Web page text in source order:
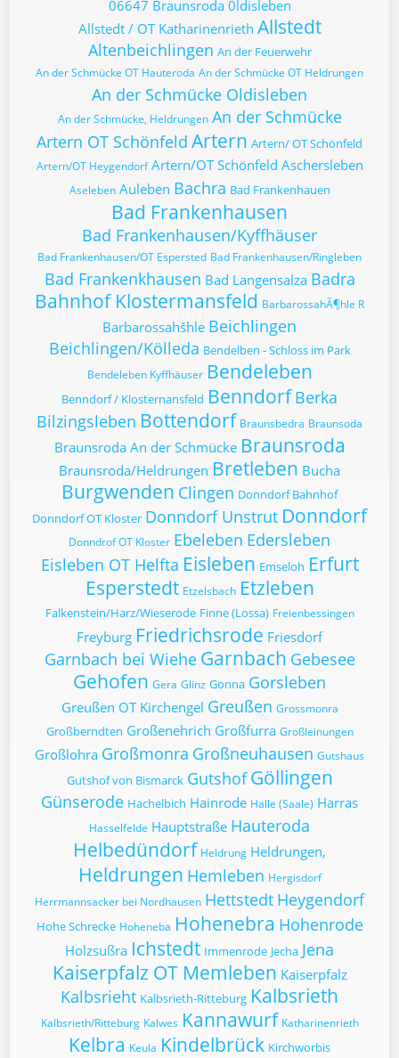
06647 Braunsroda 0ldisleben
Allstedt / OT Katharinenrieth Allstedt
Altenbeichlingen An der Feuerwehr
An der Schmücke OT Hauteroda An der Schmücke OT Heldrungen
An der Schmücke Oldisleben
An der Schmücke, Heldrungen An der Schmücke
Artern OT Schönfeld Artern Artern/ OT Schönfeld
Artern/OT Heygendorf Artern/OT Schönfeld Aschersleben
Aseleben Auleben Bachra Bad Frankenhauen
Bad Frankenhausen
Bad Frankenhausen/Kyffhäuser
Bad Frankenhausen/OT Espersted Bad Frankenhausen/Ringleben
Bad Frankenkhausen Bad Langensalza Badra
Bahnhof Klostermansfeld BarbarossahÃ¶hle R
Barbarossahšhle Beichlingen
Beichlingen/Kölleda Bendelben - Schloss im Park
Bendeleben Kyffhäuser Bendeleben
Benndorf / Klosternansfeld Benndorf Berka
Bilzingsleben Bottendorf Braunsbedra Braunsoda
Braunsroda An der Schmücke Braunsroda
Braunsroda/Heldrungen Bretleben Bucha
Burgwenden Clingen Donndorf Bahnhof
Donndorf OT Kloster Donndorf Unstrut Donndorf
Donndrof OT Kloster Ebeleben Edersleben
Eisleben OT Helfta Eisleben Emseloh Erfurt
Esperstedt Etzelsbach Etzleben
Falkenstein/Harz/Wieserode Finne (Lossa) Freienbessingen
Freyburg Friedrichsrode Friesdorf
Garnbach bei Wiehe Garnbach Gebesee
Gehofen Gera Glinz Gonna Gorsleben
Greußen OT Kirchengel Greußen Grossmonra
Großberndten Großenehrich Großfurra Großleinungen
Großlohra Großmonra Großneuhausen Gutshaus
Gutshof von Bismarck Gutshof Göllingen
Günserode Hachelbich Hainrode Halle (Saale) Harras
Hasselfelde Hauptstraße Hauteroda
Helbedündorf Heldrung Heldrungen,
Heldrungen Hemleben Hergisdorf
Herrmannsacker bei Nordhausen Hettstedt Heygendorf
Hohe Schrecke Hoheneba Hohenebra Hohenrode
Holzsußra Ichstedt Immenrode Jecha Jena
Kaiserpfalz OT Memleben Kaiserpfalz
Kalbsrieht Kalbsrieth-Ritteburg Kalbsrieth
Kalbsrieth/Ritteburg Kalwes Kannawurf Katharinenrieth
Kelbra Keula Kindelbrück Kirchworbis